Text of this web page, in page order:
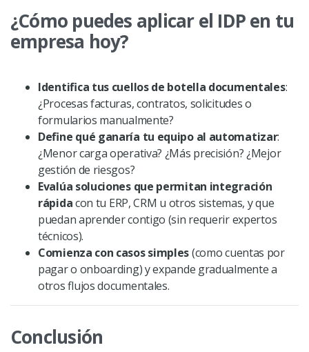
¿Cómo puedes aplicar el IDP en tu
empresa hoy?
Identifica tus cuellos de botella documentales:
¿Procesas facturas, contratos, solicitudes o
formularios manualmente?
Define qué ganaría tu equipo al automatizar:
¿Menor carga operativa? ¿Más precisión? ¿Mejor
gestión de riesgos?
Evalúa soluciones que permitan integración
rápidacon tu ERP, CRM u otros sistemas, y que
puedan aprender contigo (sin requerir expertos
técnicos).
Comienza con casos simples(como cuentas por
pagar o onboarding) y expande gradualmente a
otros flujos documentales.
Conclusión